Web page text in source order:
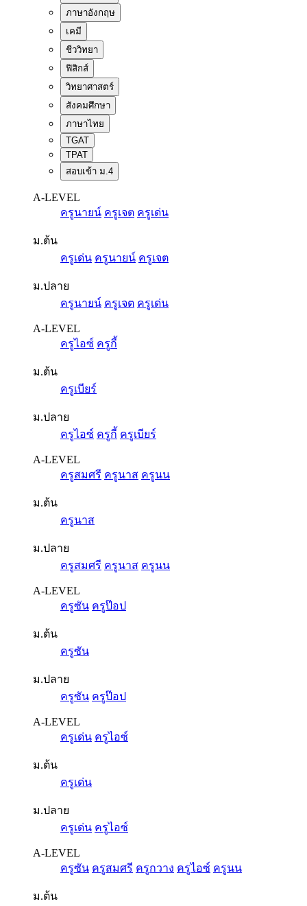
ภาษาอังกฤษ
เคมี
ชีววิทยา
ฟิสิกส์
วิทยาศาสตร์
สังคมศึกษา
ภาษาไทย
TGAT
TPAT
สอบเข้า ม.4
A-LEVEL
ครูนายน์ ครูเจต ครูเด่น
ม.ต้น
ครูเด่น ครูนายน์ ครูเจต
ม.ปลาย
ครูนายน์ ครูเจต ครูเด่น
A-LEVEL
ครูไอซ์ ครูกี้
ม.ต้น
ครูเบียร์
ม.ปลาย
ครูไอซ์ ครูกี้ ครูเบียร์
A-LEVEL
ครูสมศรี ครูนาส ครูนน
ม.ต้น
ครูนาส
ม.ปลาย
ครูสมศรี ครูนาส ครูนน
A-LEVEL
ครูซัน ครูป๊อป
ม.ต้น
ครูซัน
ม.ปลาย
ครูซัน ครูป๊อป
A-LEVEL
ครูเด่น ครูไอซ์
ม.ต้น
ครูเด่น
ม.ปลาย
ครูเด่น ครูไอซ์
A-LEVEL
ครูซัน ครูสมศรี ครูกวาง ครูไอซ์ ครูนน
ม.ต้น